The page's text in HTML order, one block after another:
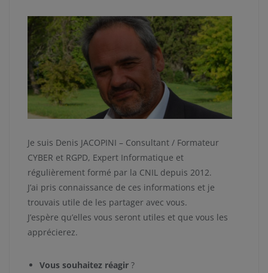
Je suis Denis JACOPINI – Consultant / Formateur
CYBER et RGPD, Expert Informatique et
régulièrement formé par la CNIL depuis 2012.
J’ai pris connaissance de ces informations et je
trouvais utile de les partager avec vous.
J’espère qu’elles vous seront utiles et que vous les
apprécierez.
Vous souhaitez réagir ?